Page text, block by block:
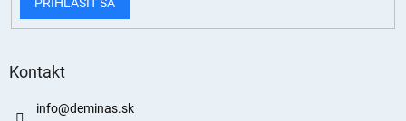
Kontakt
info@deminas.sk